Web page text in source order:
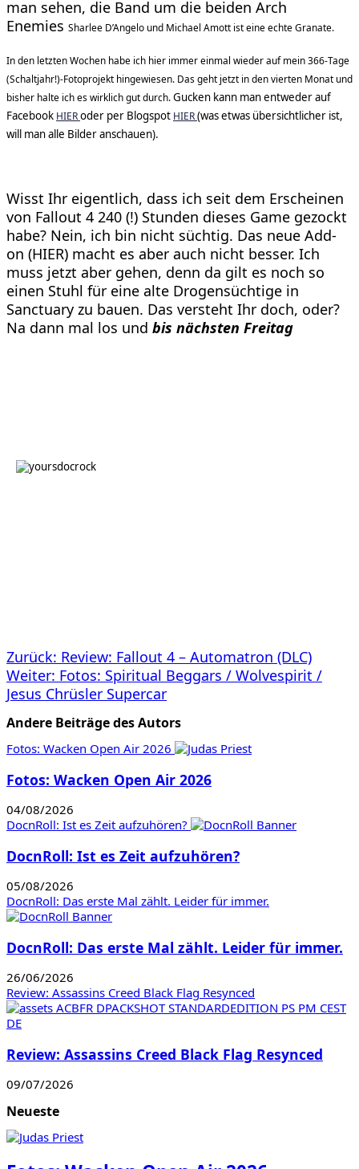
man sehen, die Band um die beiden Arch
Enemies Sharlee D’Angelo und Michael Amott ist eine echte Granate.
In den letzten Wochen habe ich hier immer einmal wieder auf mein 366-Tage
(Schaltjahr!)-Fotoprojekt hingewiesen. Das geht jetzt in den vierten Monat und
bisher halte ich es wirklich gut durch.Gucken kann man entweder auf
Facebook HIERoder per Blogspot HIER(was etwas übersichtlicher ist,
will man alle Bilder anschauen).
Wisst Ihr eigentlich, dass ich seit dem Erscheinen
von Fallout 4 240 (!) Stunden dieses Game gezockt
habe? Nein, ich bin nicht süchtig. Das neue Add-
on (HIER) macht es aber auch nicht besser. Ich
muss jetzt aber gehen, denn da gilt es noch so
einen Stuhl für eine alte Drogensüchtige in
Sanctuary zu bauen. Das versteht Ihr doch, oder?
Na dann mal los und bis nächsten Freitag
Beitragsnavigation
Zurück: Review: Fallout 4 – Automatron (DLC)
Weiter: Fotos: Spiritual Beggars / Wolvespirit /
Jesus Chrüsler Supercar
Andere Beiträge des Autors
Fotos: Wacken Open Air 2026
Fotos: Wacken Open Air 2026
04/08/2026
DocnRoll: Ist es Zeit aufzuhören?
DocnRoll: Ist es Zeit aufzuhören?
05/08/2026
DocnRoll: Das erste Mal zählt. Leider für immer.
DocnRoll: Das erste Mal zählt. Leider für immer.
26/06/2026
Review: Assassins Creed Black Flag Resynced
Review: Assassins Creed Black Flag Resynced
09/07/2026
Neueste